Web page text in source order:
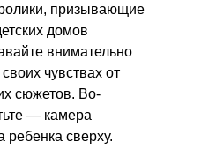
призывающие
домов
внимательно
чувствах от
сюжетов. Во-
— камера
ребенка сверху.